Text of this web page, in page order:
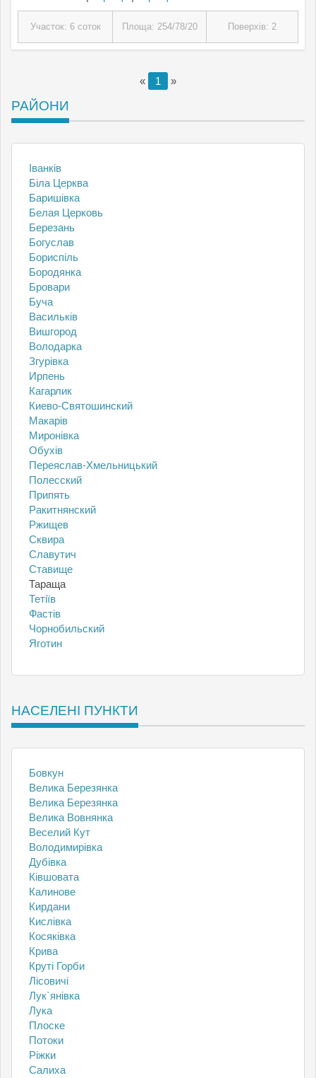
Участок: 6 соток Площа: 254/78/20 Поверхів: 2
« 1 »
РАЙОНИ
Іванків
Біла Церква
Баришівка
Белая Церковь
Березань
Богуслав
Бориспіль
Бородянка
Бровари
Буча
Васильків
Вишгород
Володарка
Згурівка
Ирпень
Кагарлик
Киево-Святошинский
Макарів
Миронівка
Обухів
Переяслав-Хмельницький
Полесский
Припять
Ракитнянский
Ржищев
Сквира
Славутич
Ставище
Тараща
Тетіїв
Фастів
Чорнобильский
Яготин
НАСЕЛЕНІ ПУНКТИ
Бовкун
Велика Березянка
Велика Березянка
Велика Вовнянка
Веселий Кут
Володимирівка
Дубівка
Ківшовата
Калинове
Кирдани
Кислівка
Косяківка
Крива
Круті Горби
Лісовичі
Лук`янівка
Лука
Плоске
Потоки
Ріжки
Салиха